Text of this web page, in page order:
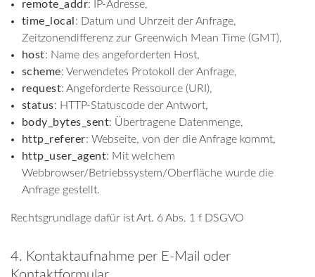
remote_addr: IP-Adresse,
time_local : Datum und Uhrzeit der Anfrage,
Zeitzonendifferenz zur Greenwich Mean Time (GMT),
host: Name des angeforderten Host,
scheme: Verwendetes Protokoll der Anfrage,
request: Angeforderte Ressource (URI),
status: HTTP-Statuscode der Antwort,
body_bytes_sent: Übertragene Datenmenge,
http_referer: Webseite, von der die Anfrage kommt,
http_user_agent: Mit welchem
Webbrowser/Betriebssystem/Oberfläche wurde die
Anfrage gestellt.
Rechtsgrundlage dafür ist Art. 6 Abs. 1 f DSGVO
4. Kontaktaufnahme per E-Mail oder